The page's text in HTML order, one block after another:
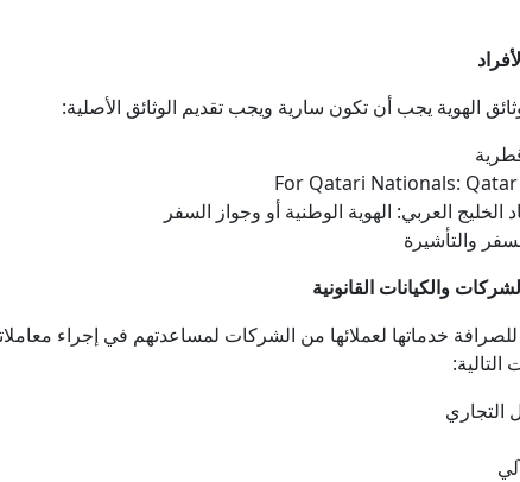
الهوية يجب أن تكون سارية ويجب تقديم الوثائق الأصلية:
For Qatari Nationals:
الخليج العربي: الهوية الوطنية أو وجواز السفر
والتأشيرة
والكيانات القانونية
خدماتها لعملائها من الشركات لمساعدتهم في إجراء
التجاري